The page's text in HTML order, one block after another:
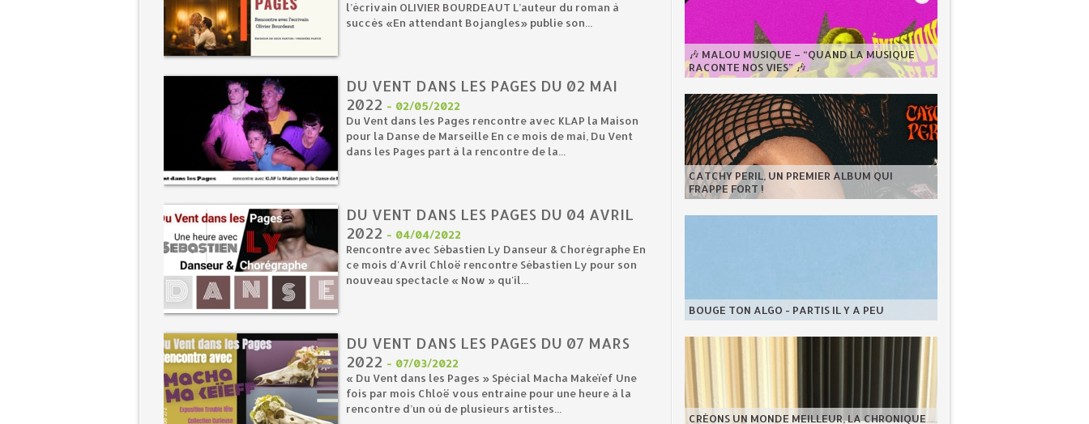
l’écrivain OLIVIER BOURDEAUT L’auteur du roman à
succès «En attendant Bojangles» publie son...
DU VENT DANS LES PAGES DU 02 MAI
2022 - 02/05/2022
Du Vent dans les Pages rencontre avec KLAP la Maison
pour la Danse de Marseille En ce mois de mai, Du Vent
dans les Pages part à la rencontre de la...
DU VENT DANS LES PAGES DU 04 AVRIL
2022 - 04/04/2022
Rencontre avec Sébastien Ly Danseur & Chorégraphe En
ce mois d'Avril Chloë rencontre Sébastien Ly pour son
nouveau spectacle « Now » qu'il...
DU VENT DANS LES PAGES DU 07 MARS
2022 - 07/03/2022
« Du Vent dans les Pages » Spécial Macha Makeïef Une
fois par mois Chloë vous entraine pour une heure à la
rencontre d’un où de plusieurs artistes...
🎶 MALOU MUSIQUE – “QUAND LA MUSIQUE
RACONTE NOS VIES” 🎶
CATCHY PERIL, UN PREMIER ALBUM QUI
FRAPPE FORT !
BOUGE TON ALGO - PARTIS IL Y A PEU
CRÉONS UN MONDE MEILLEUR, LA CHRONIQUE